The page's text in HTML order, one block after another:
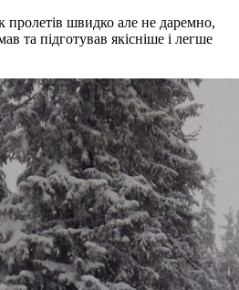
пролетів швидко але не даремно,
та підготував якісніше і легше